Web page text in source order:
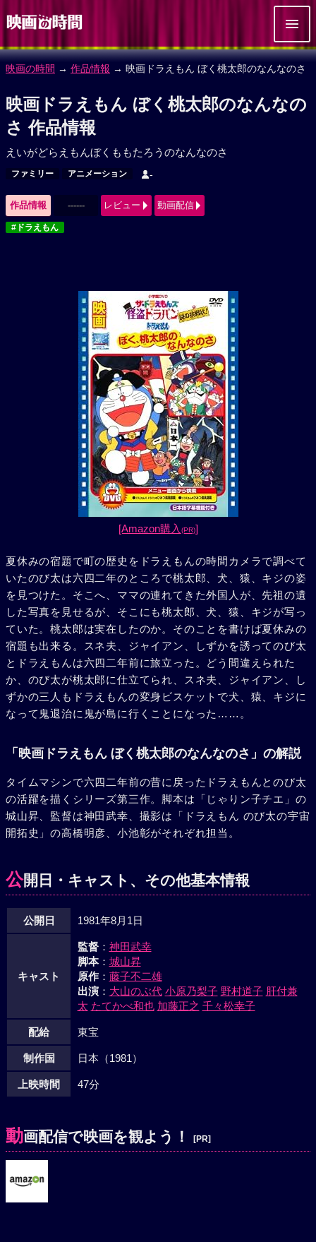
映画の時間 → 作品情報 → 映画ドラえもん ぼく桃太郎のなんなのさ
映画ドラえもん ぼく桃太郎のなんなの
さ 作品情報
えいがどらえもんぼくももたろうのなんなのさ
ファミリー アニメーション -
作品情報 ------ レビュー 動画配信
#ドラえもん
[Amazon購入 (PR)]
夏休みの宿題で町の歴史をドラえもんの時間カメラで調べて
いたのび太は六四二年のところで桃太郎、犬、猿、キジの姿
を見つけた。そこへ、ママの連れてきた外国人が、先祖の遺
した写真を見せるが、そこにも桃太郎、犬、猿、キジが写っ
ていた。桃太郎は実在したのか。そのことを書けば夏休みの
宿題も出来る。スネ夫、ジャイアン、しずかを誘ってのび太
とドラえもんは六四二年前に旅立った。どう間違えられた
か、のび太が桃太郎に仕立てられ、スネ夫、ジャイアン、し
ずかの三人もドラえもんの変身ビスケットで犬、猿、キジに
なって鬼退治に鬼が島に行くことになった……。
「映画ドラえもん ぼく桃太郎のなんなのさ」の解説
タイムマシンで六四二年前の昔に戻ったドラえもんとのび太
の活躍を描くシリーズ第三作。脚本は「じゃりン子チエ」の
城山昇、監督は神田武幸、撮影は「ドラえもん のび太の宇宙
開拓史」の高橋明彦、小池彰がそれぞれ担当。
公開日・キャスト、その他基本情報
公開日 1981年8月1日
キャスト
監督： 神田武幸
脚本： 城山昇
原作： 藤子不二雄
出演： 大山のぶ代 小原乃梨子 野村道子 肝付兼
太 たてかべ和也 加藤正之 千々松幸子
配給 東宝
制作国 日本（1981）
上映時間 47分
動画配信で映画を観よう！ [PR]